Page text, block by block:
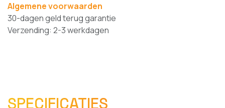
Algemene voorwaarden
30-dagen geld terug garantie
Verzending: 2-3 werkdagen
SPECIFICATIES